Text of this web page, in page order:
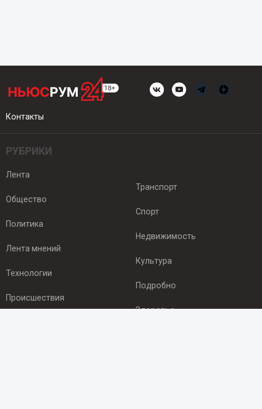
Контакты
РУБРИКИ
Лента
Общество
Политика
Лента мнений
Технологии
Происшествия
Транспорт
Спорт
Недвижимость
Культура
Подробно
Здоровье